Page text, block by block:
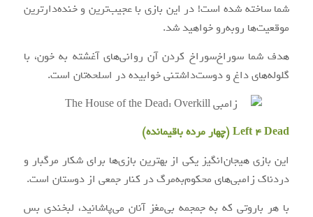
شما ساخته شده است! در این بازی با عجیب‌ترین و خنده‌دارترین
موقعیت‌ها روبه‌رو خواهید شد.
هدف شما سوراخ‌سوراخ کردن آن روانی‌های آغشته به خون، با
گلوله‌های داغ و دوست‌داشتنی خوابیده در اسلحه‌تان است.
Left 4 Dead (چهار مرده باقیمانده)
این بازی هیجان‌انگیز یکی از بهترین بازی‌ها برای شکار مرگبار و
دردناک زامبی‌های محکوم‌به‌مرگ در کنار جمعی از دوستان است.
با هر باروتی که به جمجمه بی‌‌مغز آنان می‌پاشانید، لبخندی بس